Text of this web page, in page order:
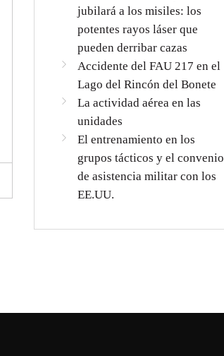
jubilará a los misiles: los
potentes rayos láser que
pueden derribar cazas
Accidente del FAU 217 en el
Lago del Rincón del Bonete
La actividad aérea en las
unidades
El entrenamiento en los
grupos tácticos y el convenio
de asistencia militar con los
EE.UU.